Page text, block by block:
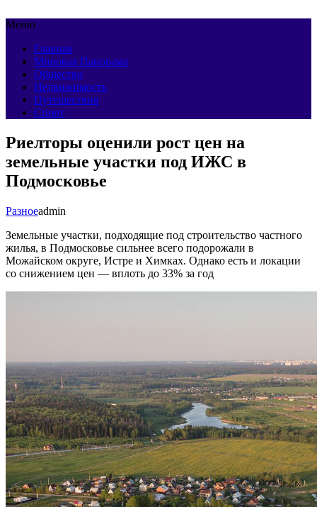
Меню
Главная
Мировая Панорама
Общество
Недвижимость
Путешествия
Спорт
Риелторы оценили рост цен на
земельные участки под ИЖС в
Подмосковье
Разноеadmin
Земельные участки, подходящие под строительство частного
жилья, в Подмосковье сильнее всего подорожали в
Можайском округе, Истре и Химках. Однако есть и локации
со снижением цен — вплоть до 33% за год